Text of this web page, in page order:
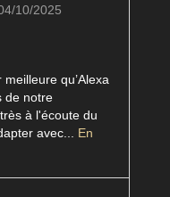
10/2025
qu’Alexa
de notre
à l'écoute du
avec... En